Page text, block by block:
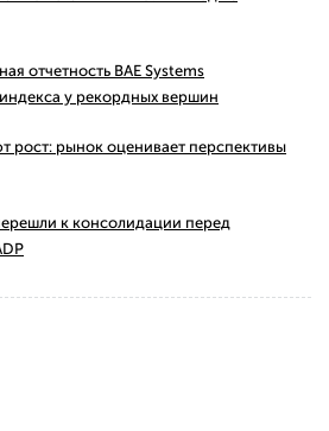
отчетность BAE Systems
у рекордных вершин
рост: рынок оценивает перспективы
к консолидации перед